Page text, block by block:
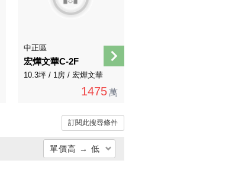
中正區
宏燁文華C-2F
10.3坪 / 1房 / 宏燁文華
1475 萬
訂閱此搜尋條件
單價高 → 低